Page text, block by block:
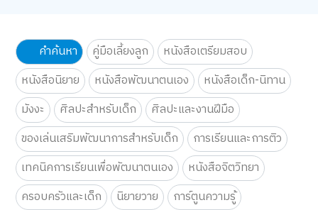
คำค้นหา คู่มือเลี้ยงลูก
หนังสือเตรียมสอบ
หนังสือนิยาย
หนังสือพัฒนาตนเอง
หนังสือเด็ก-นิทาน
มังงะ
ศิลปะสำหรับเด็ก
ศิลปะและงานฝีมือ
ของเล่นเสริมพัฒนาการสำหรับเด็ก
การเรียนและการติว
เทคนิคการเรียนเพื่อพัฒนาตนเอง
หนังสือจิตวิทยา